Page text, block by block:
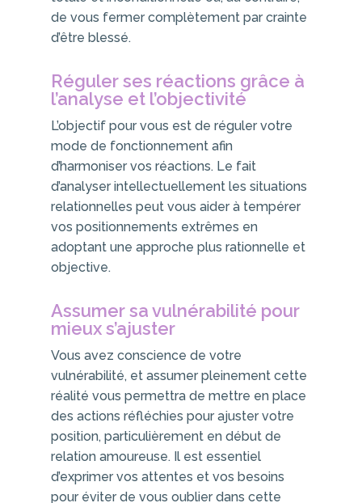
de vous fermer complètement par crainte
d’être blessé.
Réguler ses réactions grâce à
l’analyse et l’objectivité
L’objectif pour vous est de réguler votre
mode de fonctionnement afin
d’harmoniser vos réactions. Le fait
d’analyser intellectuellement les situations
relationnelles peut vous aider à tempérer
vos positionnements extrêmes en
adoptant une approche plus rationnelle et
objective.
Assumer sa vulnérabilité pour
mieux s’ajuster
Vous avez conscience de votre
vulnérabilité, et assumer pleinement cette
réalité vous permettra de mettre en place
des actions réfléchies pour ajuster votre
position, particulièrement en début de
relation amoureuse. Il est essentiel
d’exprimer vos attentes et vos besoins
pour éviter de vous oublier dans cette